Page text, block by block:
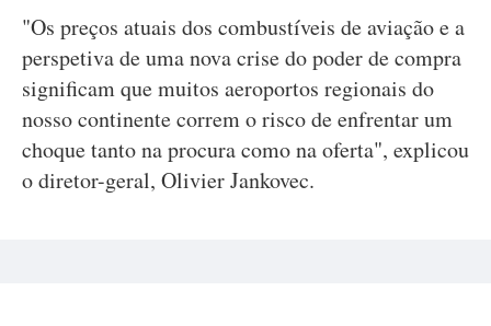
"Os preços atuais dos combustíveis de aviação e a
perspetiva de uma nova crise do poder de compra
significam que muitos aeroportos regionais do
nosso continente correm o risco de enfrentar um
choque tanto na procura como na oferta", explicou
o diretor-geral, Olivier Jankovec.